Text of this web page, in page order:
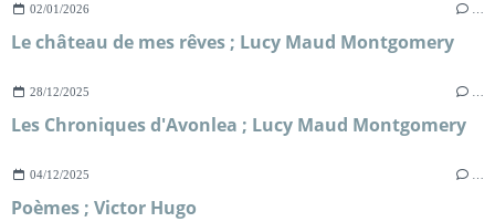
02/01/2026
Le château de mes rêves ; Lucy Maud Montgomery
28/12/2025
Les Chroniques d'Avonlea ; Lucy Maud Montgomery
04/12/2025
Poèmes ; Victor Hugo